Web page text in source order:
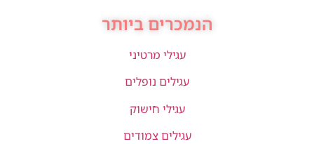
הנמכרים ביותר
עגילי מרטיני
עגילים נופלים
עגילי חישוק
עגילים צמודים